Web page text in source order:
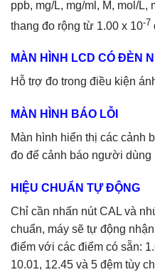
ppb, mg/L, mg/ml, M, mol/
thang đo rộng từ 1.00 x 10-7
MÀN HÌNH LCD CÓ ĐÈN
Hỗ trợ đo trong điều kiện
MÀN HÌNH BÁO LỖI
Màn hình hiển thị các cảnh
đo để cảnh báo người dùng
HIỆU CHUẨN TỰ ĐỘNG
Chỉ cần nhấn nút CAL và
chuẩn, máy sẽ tự động
điểm với các điểm có sẵn:
10.01, 12.45 và 5 đệm tùy